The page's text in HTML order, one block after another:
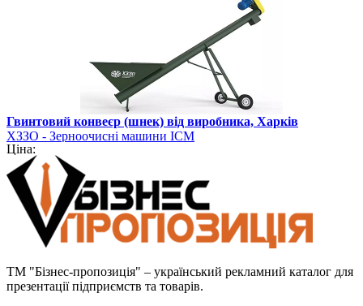
Гвинтовий конвеєр (шнек) від виробника, Харків
ХЗЗО - Зерноочисні машини ІСМ
Ціна:
ТМ "Бізнес-пропозиція" – український рекламний каталог для
презентації підприємств та товарів.